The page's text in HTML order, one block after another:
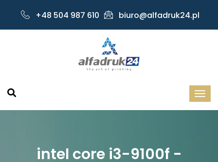
+48 504 987 610 biuro@alfadruk24.pl
intel core i3-9100f -